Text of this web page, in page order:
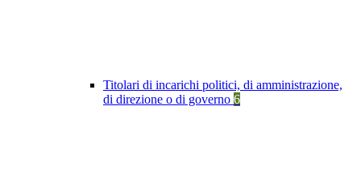
Titolari di incarichi politici, di amministrazione,
di direzione o di governo 6